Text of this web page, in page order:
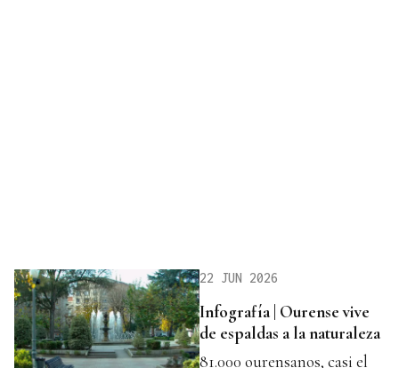
22 JUN 2026
Infografía | Ourense vive
de espaldas a la naturaleza
81.000 ourensanos, casi el